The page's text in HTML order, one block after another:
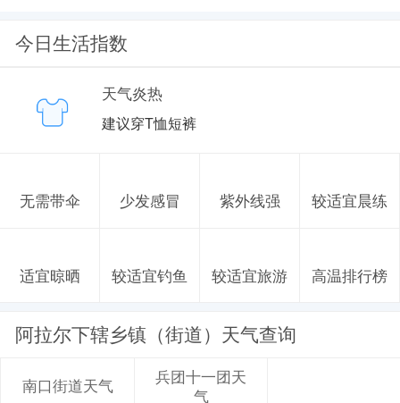
今日生活指数
天气炎热
建议穿T恤短裤
无需带伞 少发感冒 紫外线强 较适宜晨练
适宜晾晒 较适宜钓鱼 较适宜旅游 高温排行榜
阿拉尔下辖乡镇（街道）天气查询
南口街道天气
兵团十一团天
气